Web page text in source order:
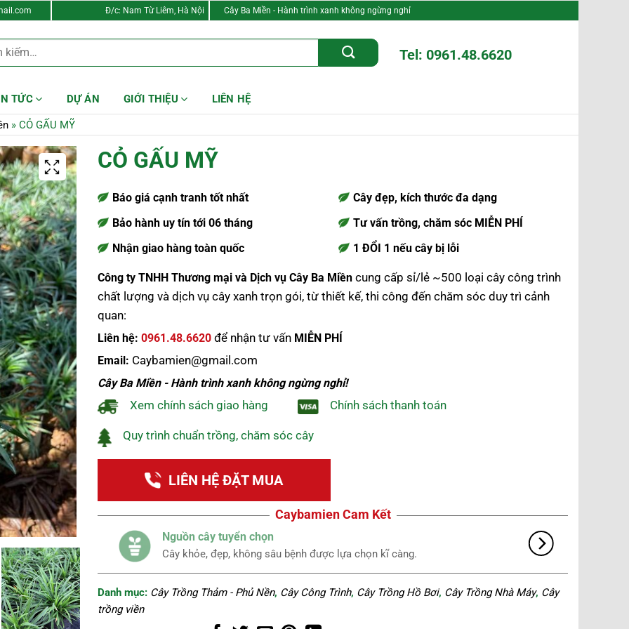
Đ/c: Nam Từ Liêm, Hà Nội Cây Ba Miền - Hành trình xanh không ngừng nghỉ
Tel: 0961.48.6620
TỨC DỰ ÁN GIỚI THIỆU LIÊN HỆ
» CỎ GẤU MỸ
CỎ GẤU MỸ
Báo giá cạnh tranh tốt nhất
Cây đẹp, kích thước đa dạng
Bảo hành uy tín tới 06 tháng
Tư vấn trồng, chăm sóc MIỄN PHÍ
Nhận giao hàng toàn quốc
1 ĐỔI 1 nếu cây bị lỗi
Công ty TNHH Thương mại và Dịch vụ Cây Ba Miền cung cấp sỉ/lẻ ~500 loại cây công trình
chất lượng và dịch vụ cây xanh trọn gói, từ thiết kế, thi công đến chăm sóc duy trì cảnh
quan:
Liên hệ: 0961.48.6620 để nhận tư vấn MIỄN PHÍ
Email: Caybamien@gmail.com
Cây Ba Miền - Hành trình xanh không ngừng nghỉ!
Xem chính sách giao hàng Chính sách thanh toán
Quy trình chuẩn trồng, chăm sóc cây
LIÊN HỆ ĐẶT MUA
Caybamien Cam Kết
Nguồn cây tuyển chọn
Cây khỏe, đẹp, không sâu bệnh được lựa chọn kĩ càng.
Danh mục: Cây Trồng Thảm - Phủ Nền, Cây Công Trình, Cây Trồng Hồ Bơi, Cây Trồng Nhà Máy, Cây
trồng viền